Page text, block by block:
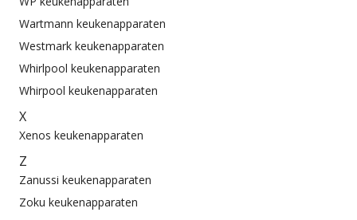
Wartmann keukenapparaten
Westmark keukenapparaten
Whirlpool keukenapparaten
Whirpool keukenapparaten
X
Xenos keukenapparaten
Z
Zanussi keukenapparaten
Zoku keukenapparaten